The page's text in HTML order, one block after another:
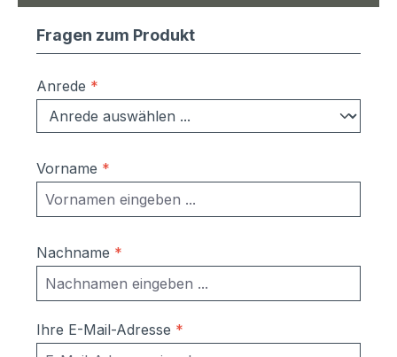
Fragen zum Produkt
Anrede *
Vorname *
Nachname *
Ihre E-Mail-Adresse *